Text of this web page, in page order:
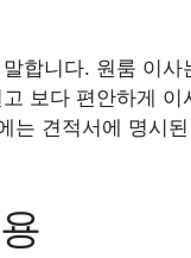
합니다. 원룸 이
보다 편안하게
견적서에 명시